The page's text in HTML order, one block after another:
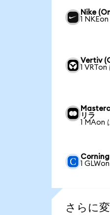
Nike
1
Vertiv
1 VRTon
リラ
1 MAon
Corning
1
さらに